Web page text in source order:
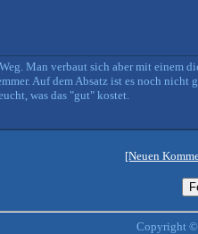
Man verbaut sich aber mit einem
Auf dem Absatz ist es noch nicht
was das "gut" kostet.
[Neuen
Copyright ©